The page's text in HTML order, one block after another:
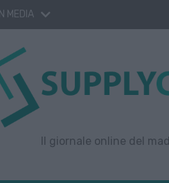
MEDIA
Il giornale online del